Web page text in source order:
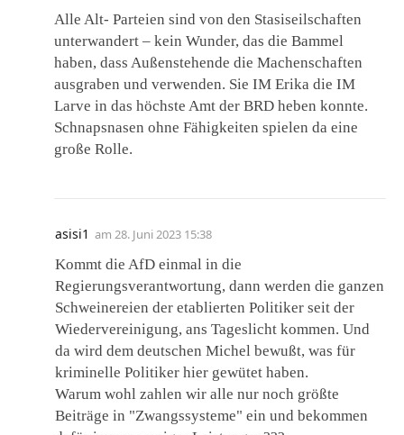
Alle Alt- Parteien sind von den Stasiseilschaften
unterwandert – kein Wunder, das die Bammel
haben, dass Außenstehende die Machenschaften
ausgraben und verwenden. Sie IM Erika die IM
Larve in das höchste Amt der BRD heben konnte.
Schnapsnasen ohne Fähigkeiten spielen da eine
große Rolle.
asisi1 am 28. Juni 2023 15:38
Kommt die AfD einmal in die
Regierungsverantwortung, dann werden die ganzen
Schweinereien der etablierten Politiker seit der
Wiedervereinigung, ans Tageslicht kommen. Und
da wird dem deutschen Michel bewußt, was für
kriminelle Politiker hier gewütet haben.
Warum wohl zahlen wir alle nur noch größte
Beiträge in "Zwangssysteme" ein und bekommen